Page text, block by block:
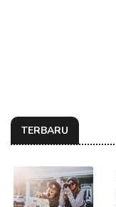
TERBARU